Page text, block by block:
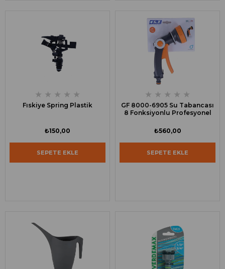
★ ★ ★ ★ ★
Fıskiye Spring Plastik
₺150,00
SEPETE EKLE
★ ★ ★ ★ ★
GF 8000-6905 Su Tabancası
8 Fonksiyonlu Profesyonel
₺560,00
SEPETE EKLE